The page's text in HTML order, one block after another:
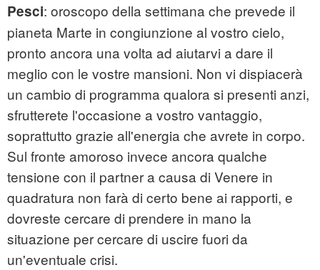
Pesci: oroscopo della settimana che prevede il
pianeta Marte in congiunzione al vostro cielo,
pronto ancora una volta ad aiutarvi a dare il
meglio con le vostre mansioni. Non vi dispiacerà
un cambio di programma qualora si presenti anzi,
sfrutterete l'occasione a vostro vantaggio,
soprattutto grazie all'energia che avrete in corpo.
Sul fronte amoroso invece ancora qualche
tensione con il partner a causa di Venere in
quadratura non farà di certo bene ai rapporti, e
dovreste cercare di prendere in mano la
situazione per cercare di uscire fuori da
un'eventuale crisi.